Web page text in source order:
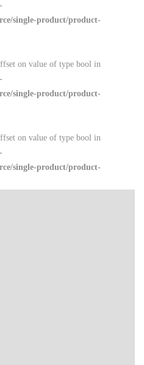
single-product/product-
on value of type bool in
single-product/product-
on value of type bool in
single-product/product-